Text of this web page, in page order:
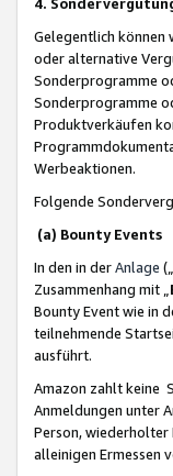
Gelegentlich können
oder alternative
Sonderprogramme
Sonderprogramme
Produktverkäufen
Werbeaktionen.
Folgende
(a) Bounty Events
In den in derAnlage („
Zusammenhang mit „
Bounty Event wie in
teilnehmende
ausführt.
Amazon zahlt keine
Anmeldungen unter
Person, wiederholter
alleinigen Ermessen